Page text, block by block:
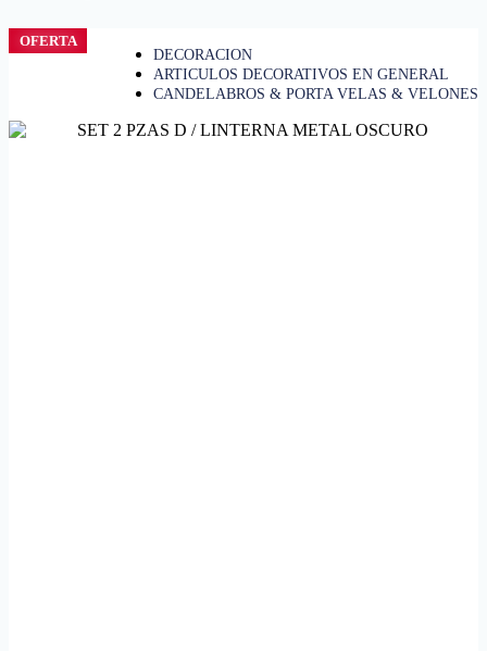
DECORACION
ARTICULOS DECORATIVOS EN GENERAL
CANDELABROS & PORTA VELAS & VELONES
OFERTA